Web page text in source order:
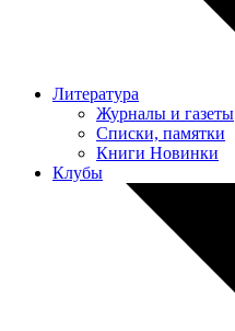
Литература
Журналы и газеты
Списки, памятки
Книги Новинки
Клубы